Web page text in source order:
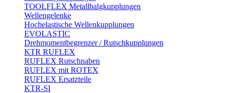
TOOLFLEX Metallbalgkupplungen
Wellengelenke
Hochelastische Wellenkupplungen
EVOLASTIC
Drehmomentbegrenzer / Rutschkupplungen
KTR RUFLEX
RUFLEX Rutschnaben
RUFLEX mit ROTEX
RUFLEX Ersatzteile
KTR-SI